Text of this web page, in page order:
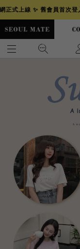
正式上線 ✨ 舊會員首次
背心
透膚
襯衫 褲裙
涼感